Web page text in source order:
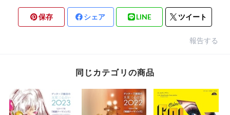
保存 シェア LINE ツイート
報告する
同じカテゴリの商品